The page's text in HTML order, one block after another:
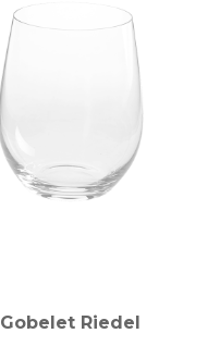
Gobelet Riedel